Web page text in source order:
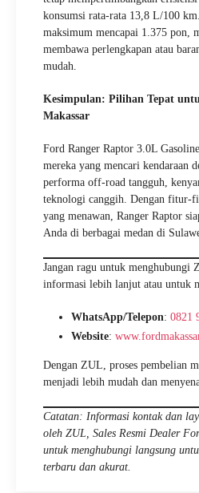
konsumsi rata-rata 13,8 L/100
maksimum mencapai 1.375 pon,
membawa perlengkapan atau
mudah.
Kesimpulan: Pilihan Tepat
Makassar
Ford Ranger Raptor 3.0L
mereka yang mencari kendaraan
performa off-road tangguh,
teknologi canggih. Dengan fitur-
yang menawan, Ranger Raptor
Anda di berbagai medan di
Jangan ragu untuk menghubungi
informasi lebih lanjut atau untuk
WhatsApp/Telepon: 0821
Website:
Dengan ZUL, proses pembelian
menjadi lebih mudah dan
Catatan: Informasi kontak dan
oleh ZUL, Sales Resmi Dealer
untuk menghubungi langsung
terbaru dan akurat.